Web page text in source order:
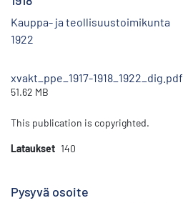
Kauppa- ja teollisuustoimikunta
1922
xvakt_ppe_1917-1918_1922_dig.pdf
51.62 MB
This publication is copyrighted.
Lataukset 140
Pysyvä osoite